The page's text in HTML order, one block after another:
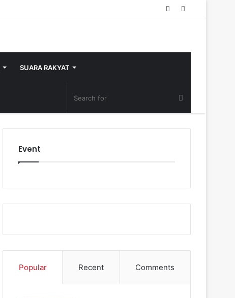
Random
SUARA RAKYAT
Event
Popular Recent Comments